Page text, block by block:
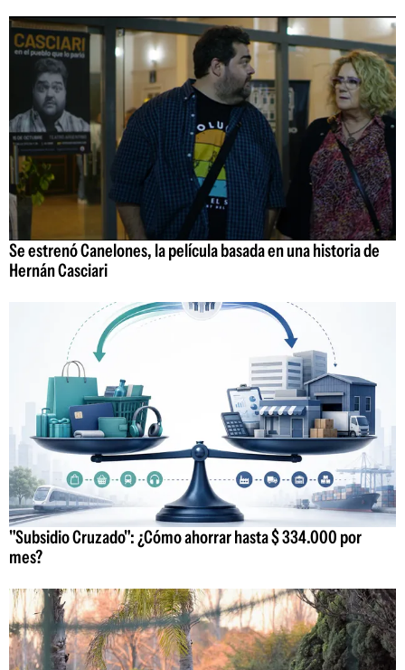
Se estrenó Canelones, la película basada en una historia de
Hernán Casciari
"Subsidio Cruzado": ¿Cómo ahorrar hasta $ 334.000 por
mes?